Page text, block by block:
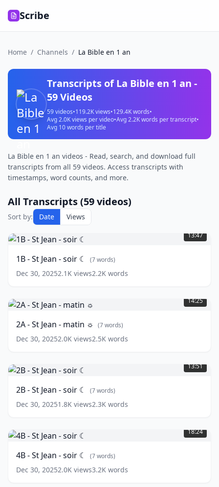
Scribe
Home / Channels / La Bible en 1 an
Transcripts ofLa Bible en 1 an -
59Videos
59videos•119.2Kviews•129.4Kwords•
Avg2.0Kviews per video•Avg2.2Kwords per transcript•
Avg 10words per title
La Bible en 1 an videos - Read, search, and download full
transcripts from all 59 videos. Access transcripts with
timestamps, word counts, and more.
All Transcripts (59videos)
Sort by: Date Views
1B
-
St
soir
13:47
1B - St Jean - soir ☾ (7words)
Dec 30, 20252.1K views2.2K words
-
St
-
matin
14:25
2A - St Jean - matin ☼ (7words)
Dec 30, 20252.0K views2.5K words
-
St
-
soir
13:51
2B - St Jean - soir ☾ (7words)
Dec 30, 20251.8K views2.3K words
-
St
-
soir
18:24
4B - St Jean - soir ☾ (7words)
Dec 30, 20252.0K views3.2K words